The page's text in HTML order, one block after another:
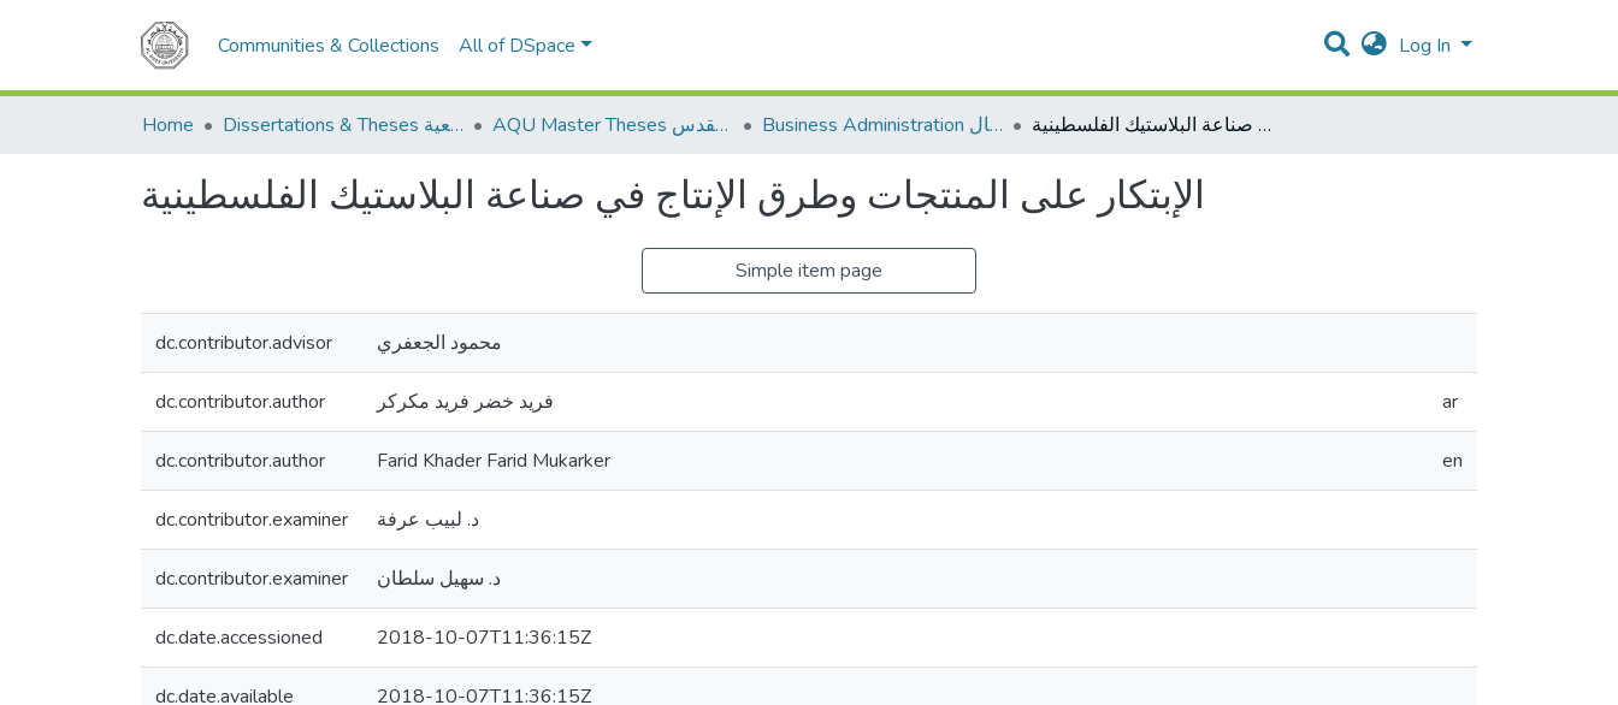
Communities & Collections All of DSpace Log In
Home Dissertations & Theses الرسائل الجامعية AQU Master Theses الرسائل الجامعية الخاصة بجامعة القدس Business Administration إدارة الاعمال الإبتكار على المنتجات وطرق الإنتاج في صناعة البلاستيك الفلسطينية
الإبتكار على المنتجات وطرق الإنتاج في صناعة البلاستيك الفلسطينية
Simple item page
dc.contributor.advisor محمود الجعفري
dc.contributor.author فريد خضر فريد مكركر ar
dc.contributor.author Farid Khader Farid Mukarker en
dc.contributor.examiner د. لبيب عرفة
dc.contributor.examiner د. سهيل سلطان
dc.date.accessioned 2018-10-07T11:36:15Z
dc.date.available 2018-10-07T11:36:15Z